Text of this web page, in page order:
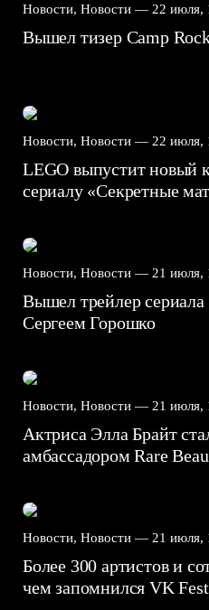
Новости, Новости — 22 июля,
Вышел тизер Camp
Новости, Новости — 22 июля,
LEGO выпустит новый
сериалу «Секретные
Новости, Новости — 21 июля,
Вышел трейлер
Сергеем Горошко
Новости, Новости — 21 июля,
Актриса Элла Брайт
амбассадором Rare
Новости, Новости — 21 июля,
Более 300 артистов и
чем запомнился VK